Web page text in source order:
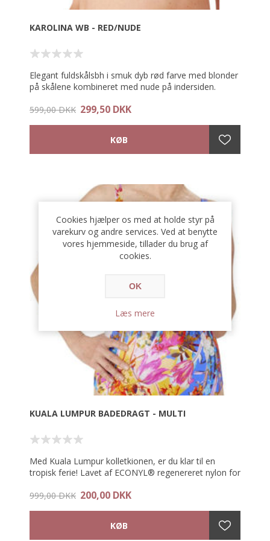
KAROLINA WB - RED/NUDE
Elegant fuldskålsbh i smuk dyb rød farve med blonder
på skålene kombineret med nude på indersiden.
Bh'en er designet med diskrete lommer lavet af
Bh'en har komfortable, justerbare elastiske stropper
særligt når du bruger contact protese.
599,00 DKK 299,50 DKK
KUALA LUMPUR BADEDRAGT - MULTI
Med Kuala Lumpur kolletkionen, er du klar til en
tropisk ferie! Lavet af ECONYL® regenereret nylon for
stretch fibre der modstår nedbrydning og skader,
forårsaget af udsættelse fra varme, klor og solcreme
999,00 DKK 200,00 DKK
Cookies hjælper os med at holde styr på
varekurv og andre services. Ved at benytte
vores hjemmeside, tillader du brug af
cookies.
OK
Læs mere